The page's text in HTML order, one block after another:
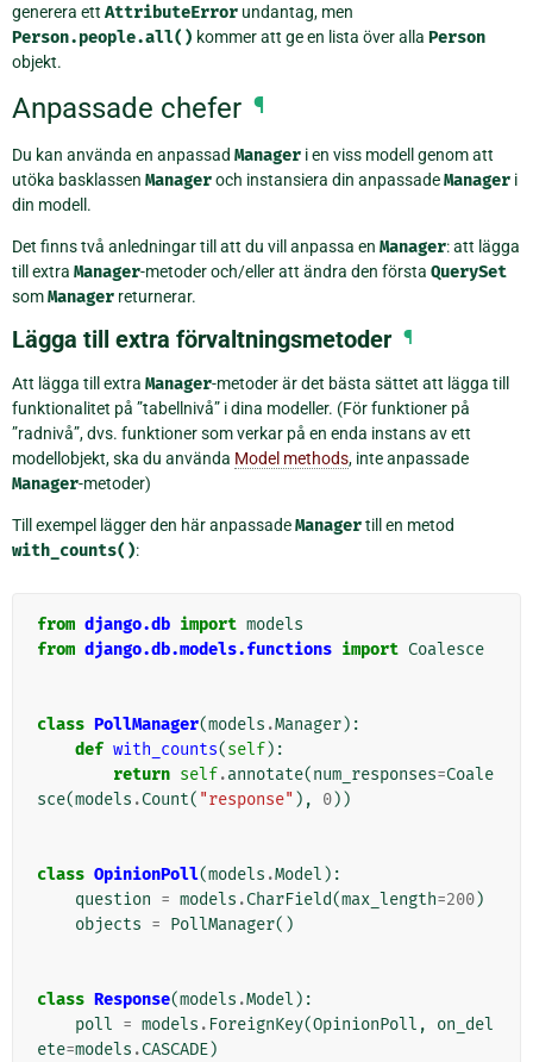
generera ett AttributeError undantag, men
Person.people.all() kommer att ge en lista över alla Person
objekt.
Anpassade chefer ¶
Du kan använda en anpassad Manager i en viss modell genom att
utöka basklassen Manageroch instansiera din anpassadeManager i
din modell.
Det finns två anledningar till att du vill anpassa en Manager: att lägga
till extra Manager-metoder och/eller att ändra den första QuerySet
somManager returnerar.
Lägga till extra förvaltningsmetoder ¶
Att lägga till extra Manager-metoder är det bästa sättet att lägga till
funktionalitet på ”tabellnivå” i dina modeller. (För funktioner på
”radnivå”, dvs. funktioner som verkar på en enda instans av ett
modellobjekt, ska du använda Model methods, inte anpassade
Manager-metoder)
Till exempel lägger den här anpassadeManagertill en metod
with_counts():
from django.db import models
from django.db.models.functions import Coalesce
class PollManager(models .Manager):
def with_counts(self):
return self.annotate(num_responses=Coale
sce(models .Count( "response" ), 0))
class OpinionPoll(models .Model ):
question = models .CharField(max_length=200)
objects = PollManager()
class Response(models .Model ):
poll = models . ForeignKey(OpinionPoll ,
on_del
ete=models .CASCADE)